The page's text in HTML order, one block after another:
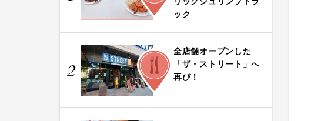
ック
2
FOOD
全店舗オープンした
「ザ・ストリート」へ
再び！